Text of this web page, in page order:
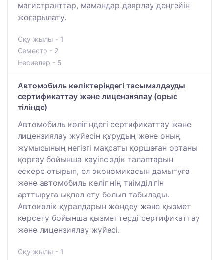
магистранттар, мамандар даярлау деңгейін
жоғарылату.
Оқу жылы - 1
Семестр - 2
Несиелер - 5
Автомобиль көліктеріндегі тасымалдауды
сертификаттау және лицензиялау (орыс
тілінде)
Автомобиль көлігіндегі сертификаттау және
лицензиялау жүйесін құрудың және оның
жұмысының негізгі мақсаты қоршаған ортаны
қорғау бойынша қауіпсіздік талаптарын
ескере отырып, ел экономикасын дамытуға
және автомобиль көлігінің тиімділігін
арттыруға ықпал ету болып табылады.
Автокөлік құралдарын жөндеу және қызмет
көрсету бойынша қызметтерді сертификаттау
және лицензиялау жүйесі.
Оқу жылы - 1